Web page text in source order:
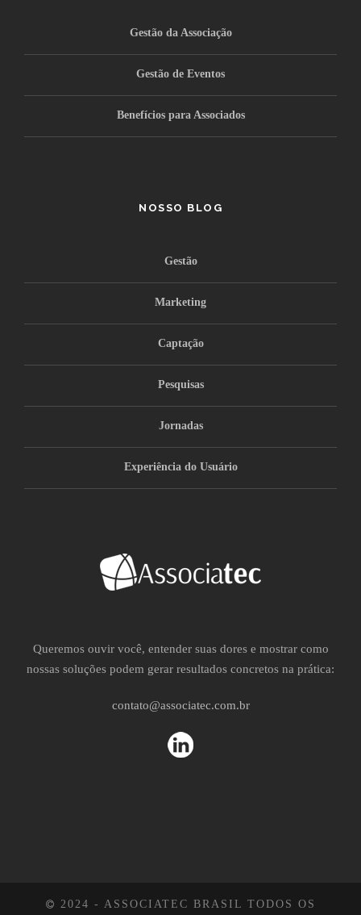
Gestão da Associação
Gestão de Eventos
Benefícios para Associados
NOSSO BLOG
Gestão
Marketing
Captação
Pesquisas
Jornadas
Experiência do Usuário
Queremos ouvir você, entender suas dores e mostrar como
nossas soluções podem gerar resultados concretos na prática:
contato@associatec.com.br
2024 - ASSOCIATEC BRASIL TODOS OS